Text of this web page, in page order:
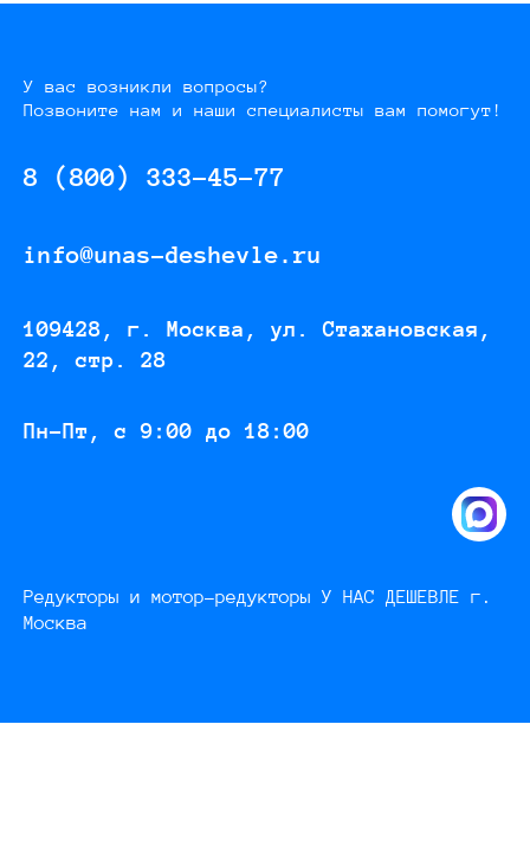
У вас возникли вопросы?
Позвоните нам и наши специалисты вам помогут!
8 (800) 333-45-77
info@unas-deshevle.ru
109428, г. Москва, ул. Стахановская,
22, стр. 28
Пн-Пт, с 9:00 до 18:00
Редукторы и мотор-редукторы У НАС ДЕШЕВЛЕ г.
Москва